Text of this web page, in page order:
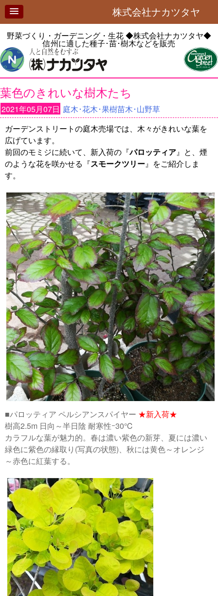
株式会社ナカツタヤ
野菜づくり・ガーデニング・生花◆株式会社ナカツタヤ◆
信州に適した種子･苗･樹木などを販売
葉色のきれいな樹木たち
2021年05月07日 庭木･花木･果樹苗木･山野草
ガーデンストリートの庭木売場では、木々がきれいな葉を
広げています。
前回のモミジに続いて、新入荷の『パロッティア』と、煙
のような花を咲かせる『スモークツリー』をご紹介しま
す。
■パロッティア ペルシアンスパイヤー ★新入荷★
樹高2.5m 日向～半日陰 耐寒性ｰ30℃
カラフルな葉が魅力的。春は濃い紫色の新芽、夏には濃い
緑色に紫色の縁取り(写真の状態)、秋には黄色～オレンジ
～赤色に紅葉する。